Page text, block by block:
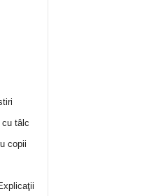
tâlc
copii